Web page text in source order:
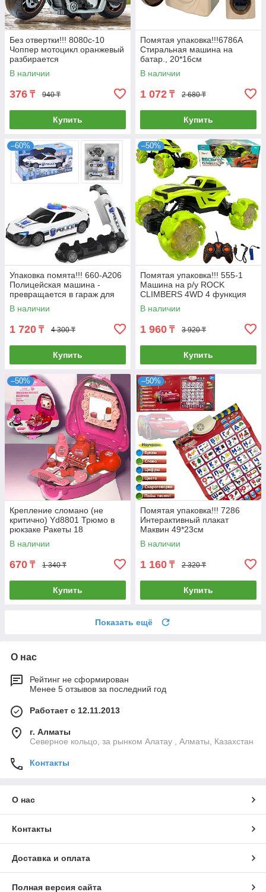
Без отвертки!!! 8080с-10
Чоппер мотоцикл оранжевый
разбирается
В наличии
376 ₸ 940 ₸
Купить
Помятая упаковка!!!6786A
Стиральная машина на
батар., 20*16см
В наличии
1 072 ₸ 2 680 ₸
Купить
–60%
Упаковка помята!!! 660-A206
Полицейская машина -
превращается в гараж для
машин 36*18см
В наличии
1 720 ₸ 4 300 ₸
Купить
–50%
Помятая упаковка!!! 555-1
Машина на р/у ROCK
CLIMBERS 4WD 4 функция
27*11см
В наличии
1 960 ₸ 3 920 ₸
Купить
–50%
Крепление сломано (не
критично) Yd8801 Трюмо в
рюкзаке Ракеты 18
предметов Dressing Backpack
21*19см
В наличии
670 ₸ 1 340 ₸
Купить
–50%
Помятая упаковка!!! 7286
Интерактивный плакат
Маквин 49*23см
В наличии
1 160 ₸ 2 320 ₸
Купить
Показать ещё
О нас
Рейтинг не сформирован
Менее 5 отзывов за последний год
Работает с 12.11.2013
г. Алматы
Северное кольцо, за рынком Алатау , Алматы, Казахстан
Контакты
О нас
Контакты
Доставка и оплата
Полная версия сайта